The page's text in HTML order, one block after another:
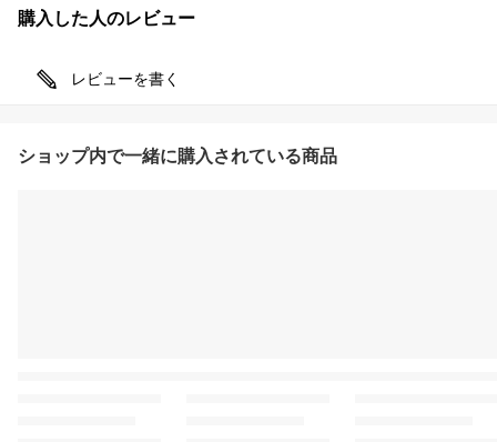
購入した人のレビュー
レビューを書く
ショップ内で一緒に購入されている商品